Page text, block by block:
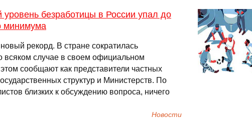
безработицы в России упал до
минимума
рекорд. В стране сократилась
всяком случае в своем официальном
сообщают как представители частных
структур и Министерств. По
близких к обсуждению вопроса, ничего
Новости